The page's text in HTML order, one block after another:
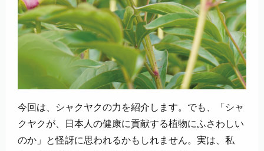
今回は、シャクヤクの力を紹介します。でも、「シャ
クヤクが、日本人の健康に貢献する植物にふさわしい
のか」と怪訝に思われるかもしれません。実は、私